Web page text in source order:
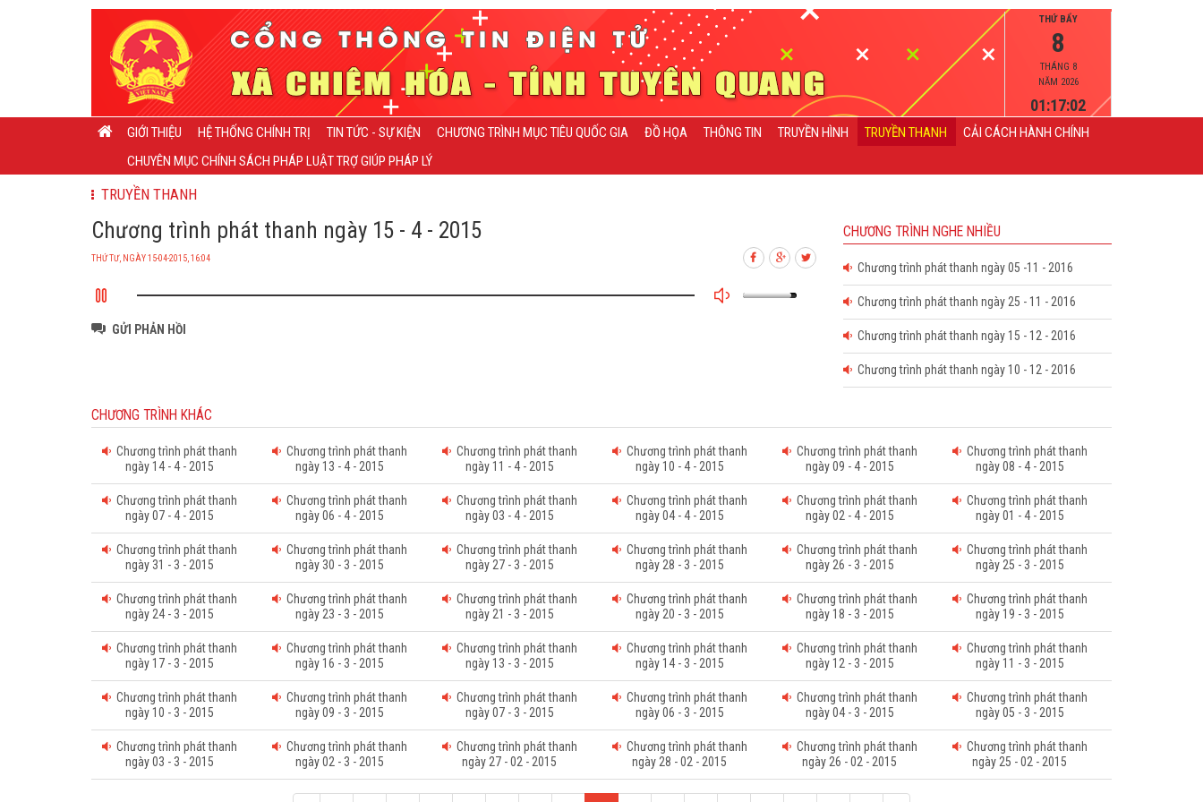
THỨ BẨY
8
THÁNG 8
NĂM 2026
01:17:02
GIỚI THIỆU HỆ THỐNG CHÍNH TRỊ TIN TỨC - SỰ KIỆN CHƯƠNG TRÌNH MỤC TIÊU QUỐC GIA ĐỒ HỌA THÔNG TIN TRUYỀN HÌNH TRUYỀN THANH
CẢI CÁCH HÀNH CHÍNH
CHUYÊN MỤC CHÍNH SÁCH PHÁP LUẬT TRỢ GIÚP PHÁP LÝ
TRUYỀN THANH
Chương trình phát thanh ngày 15 - 4 - 2015
THỨ TƯ, NGÀY 15-04-2015, 16:04
GỬI PHẢN HỒI
CHƯƠNG TRÌNH NGHE NHIỀU
Chương trình phát thanh ngày 05 -11 - 2016
Chương trình phát thanh ngày 25 - 11 - 2016
Chương trình phát thanh ngày 15 - 12 - 2016
Chương trình phát thanh ngày 10 - 12 - 2016
CHƯƠNG TRÌNH KHÁC
Chương trình phát thanh
ngày 14 - 4 - 2015
Chương trình phát thanh
ngày 13 - 4 - 2015
Chương trình phát thanh
ngày 11 - 4 - 2015
Chương trình phát thanh
ngày 10 - 4 - 2015
Chương trình phát thanh
ngày 09 - 4 - 2015
Chương trình phát thanh
ngày 08 - 4 - 2015
Chương trình phát thanh
ngày 07 - 4 - 2015
Chương trình phát thanh
ngày 06 - 4 - 2015
Chương trình phát thanh
ngày 03 - 4 - 2015
Chương trình phát thanh
ngày 04 - 4 - 2015
Chương trình phát thanh
ngày 02 - 4 - 2015
Chương trình phát thanh
ngày 01 - 4 - 2015
Chương trình phát thanh
ngày 31 - 3 - 2015
Chương trình phát thanh
ngày 30 - 3 - 2015
Chương trình phát thanh
ngày 27 - 3 - 2015
Chương trình phát thanh
ngày 28 - 3 - 2015
Chương trình phát thanh
ngày 26 - 3 - 2015
Chương trình phát thanh
ngày 25 - 3 - 2015
Chương trình phát thanh
ngày 24 - 3 - 2015
Chương trình phát thanh
ngày 23 - 3 - 2015
Chương trình phát thanh
ngày 21 - 3 - 2015
Chương trình phát thanh
ngày 20 - 3 - 2015
Chương trình phát thanh
ngày 18 - 3 - 2015
Chương trình phát thanh
ngày 19 - 3 - 2015
Chương trình phát thanh
ngày 17 - 3 - 2015
Chương trình phát thanh
ngày 16 - 3 - 2015
Chương trình phát thanh
ngày 13 - 3 - 2015
Chương trình phát thanh
ngày 14 - 3 - 2015
Chương trình phát thanh
ngày 12 - 3 - 2015
Chương trình phát thanh
ngày 11 - 3 - 2015
Chương trình phát thanh
ngày 10 - 3 - 2015
Chương trình phát thanh
ngày 09 - 3 - 2015
Chương trình phát thanh
ngày 07 - 3 - 2015
Chương trình phát thanh
ngày 06 - 3 - 2015
Chương trình phát thanh
ngày 04 - 3 - 2015
Chương trình phát thanh
ngày 05 - 3 - 2015
Chương trình phát thanh
ngày 03 - 3 - 2015
Chương trình phát thanh
ngày 02 - 3 - 2015
Chương trình phát thanh
ngày 27 - 02 - 2015
Chương trình phát thanh
ngày 28 - 02 - 2015
Chương trình phát thanh
ngày 26 - 02 - 2015
Chương trình phát thanh
ngày 25 - 02 - 2015